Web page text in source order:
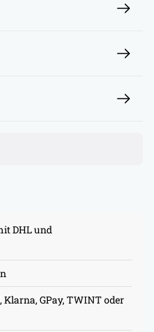
DHL und
GPay, TWINT oder